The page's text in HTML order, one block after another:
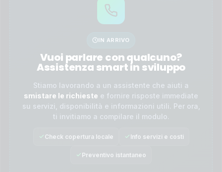
IN ARRIVO
Vuoi parlare con qualcuno?
Assistenza smart in sviluppo
Stiamo lavorando a un assistente che aiuti a
smistare le richieste e fornire risposte immediate
su servizi, disponibilità e informazioni utili. Per ora,
ti invitiamo a compilare il modulo.
Check copertura locale Info servizi e costi
Preventivo istantaneo